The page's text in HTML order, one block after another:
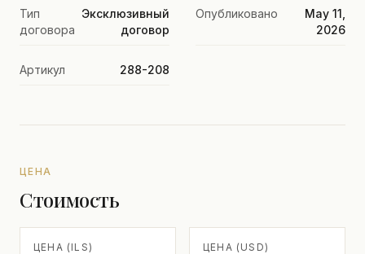
Тип
договора
Эксклюзивный
договор
Опубликовано
May 11,
2026
Артикул 288-208
ЦЕНА
Стоимость
ЦЕНА (ILS) ЦЕНА (USD)